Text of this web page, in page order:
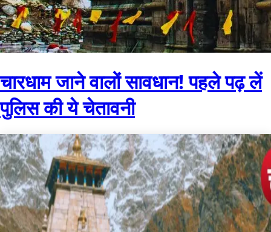
चारधाम जाने वालों सावधान! पहले पढ़ लें
पुलिस की ये चेतावनी